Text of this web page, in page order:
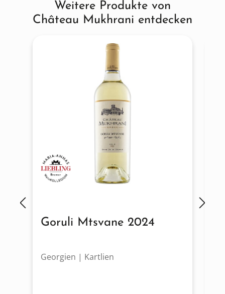
Produktgalerie überspringen
Weitere Produkte von
Château Mukhrani entdecken
Goruli Mtsvane 2024
Georgien | Kartlien